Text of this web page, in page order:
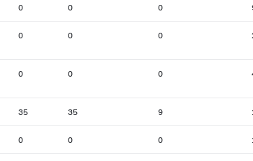
0 0 0
0 0 0
0 0 0
35 35 9
0 0 0